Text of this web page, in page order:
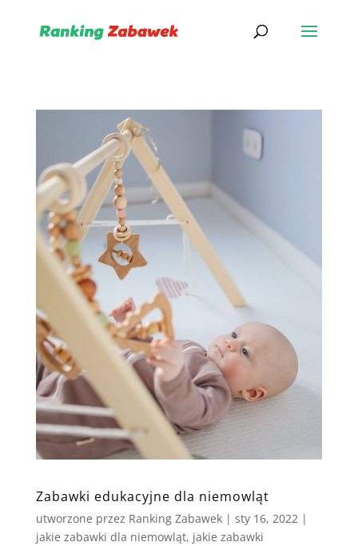
Zabawki edukacyjne dla niemowląt
utworzone przez Ranking Zabawek| sty 16, 2022 |
jakie zabawki dla niemowląt, jakie zabawki